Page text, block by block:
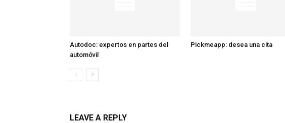
Autodoc: expertos en partes del
automóvil
Pickmeapp: desea una cita
LEAVE A REPLY